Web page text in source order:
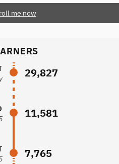
me now
29,827
11,581
7,765